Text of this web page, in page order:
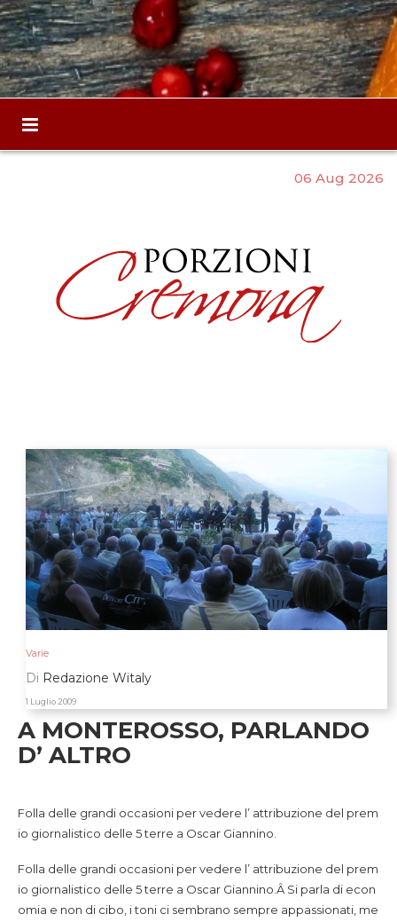
06 Aug 2026
Varie
Di Redazione Witaly
1 Luglio 2009
A MONTEROSSO, PARLANDO
D’ ALTRO
il premio a Oscar Giannino
Folla delle grandi occasioni per vedere l’ attribuzione del prem
io giornalistico delle 5 terre a Oscar Giannino.
Folla delle grandi occasioni per vedere l’ attribuzione del prem
io giornalistico delle 5 terre a Oscar Giannino. Â Si parla di econ
omia e non di cibo, i toni ci sembrano sempre appassionati, me